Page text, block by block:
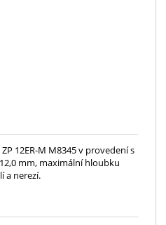
12ER-M M8345 v provedení s
mm, maximální hloubku
a nerezí.